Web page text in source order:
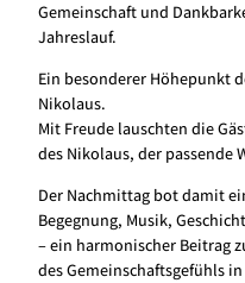
Gemeinschaft und
Jahreslauf.
Ein besonderer Höhepunkt
Nikolaus.
Mit Freude lauschten die
des Nikolaus, der passende
Der Nachmittag bot damit
Begegnung, Musik,
– ein harmonischer Beitrag
des Gemeinschaftsgefühls in